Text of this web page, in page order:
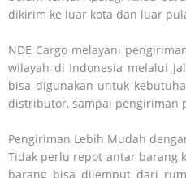
dikirim ke luar kota dan luar
NDE Cargo melayani
wilayah di Indonesia melalui
bisa digunakan untuk
distributor, sampai pengiriman
Pengiriman Lebih Mudah
Tidak perlu repot antar barang
barang bisa dijemput dari